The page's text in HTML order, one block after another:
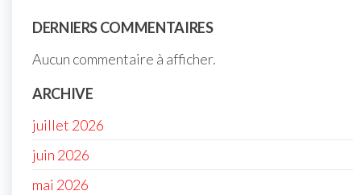
DERNIERS COMMENTAIRES
Aucun commentaire à afficher.
ARCHIVE
juillet 2026
juin 2026
mai 2026